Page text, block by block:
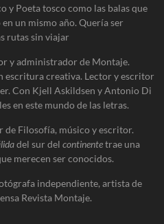
Poeta tosco como las balas que
un mismo año. Quería ser
rutas sin viajar
y administrador de Montaje.
escritura creativa. Lector y escritor
Con Kjell Askildsen y Antonio Di
en este mundo de las letras.
de Filosofía, músico y escritor.
del sur delcontinentetrae una
merecen ser conocidos.
independiente, artista de
Revista Montaje.